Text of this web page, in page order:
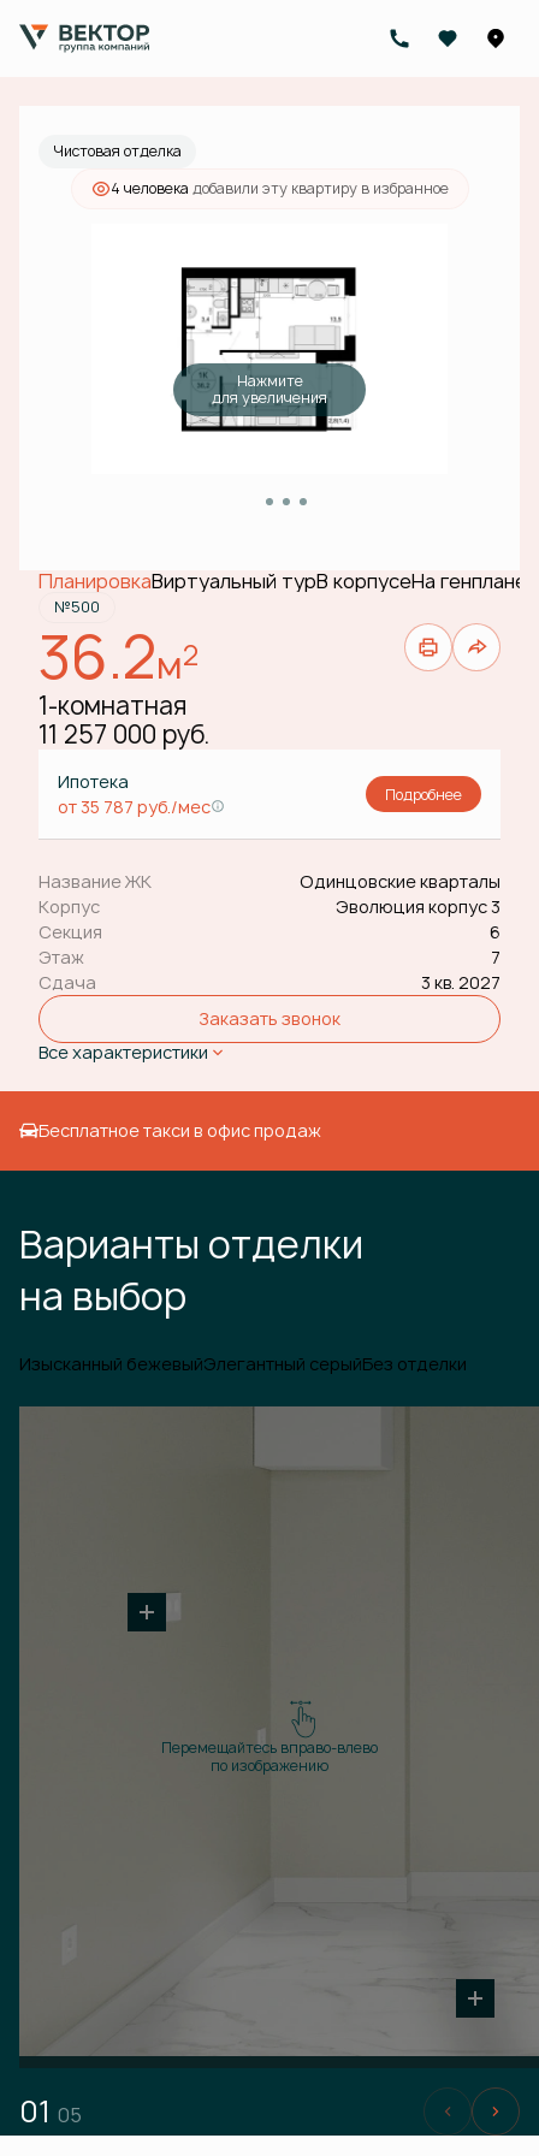
1-комнатная 11 257 000 руб.
Ипотекаот 35 787 руб./мес.
Чистовая отделка
4 человекa добавили эту квартиру в избранное
Нажмите
для увеличения
ПланировкаВиртуальный турВ корпусеНа генплане
№500
36.2м2
1-комнатная
11 257 000 руб.
Ипотека
от 35 787 руб./мес
Подробнее
Название ЖК
Одинцовские кварталы
Корпус
Эволюция корпус 3
Секция
6
Этаж
7
Сдача
3 кв. 2027
Заказать звонок
Все характеристики
Бесплатное такси в офис продаж
Варианты отделки
на выбор
Изысканный бежевыйЭлегантный серыйБез отделки
Перемещайтесь вправо-влево
по изображению
01 05